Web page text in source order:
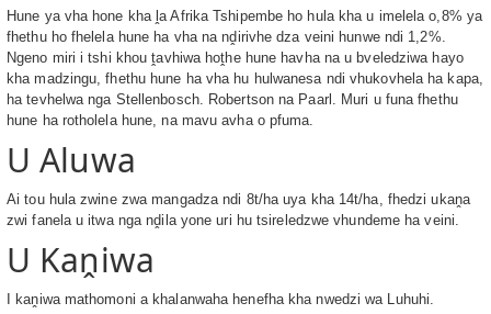
Hune ya vha hone kha ḽa Afrika Tshipembe ho hula kha u imelela o,8% ya
fhethu ho fhelela hune ha vha na nḓirivhe dza veini hunwe ndi 1,2%.
Ngeno miri i tshi khou ṱavhiwa hoṱhe hune havha na u bveledziwa hayo
kha madzingu, fhethu hune ha vha hu hulwanesa ndi vhukovhela ha kapa,
ha tevhelwa nga Stellenbosch. Robertson na Paarl. Muri u funa fhethu
hune ha rotholela hune, na mavu avha o pfuma.
U Aluwa
Ai tou hula zwine zwa mangadza ndi 8t/ha uya kha 14t/ha, fhedzi ukaṋa
zwi fanela u itwa nga nḓila yone uri hu tsireledzwe vhundeme ha veini.
U Kaṋiwa
I kaṋiwa mathomoni a khalanwaha henefha kha nwedzi wa Luhuhi.